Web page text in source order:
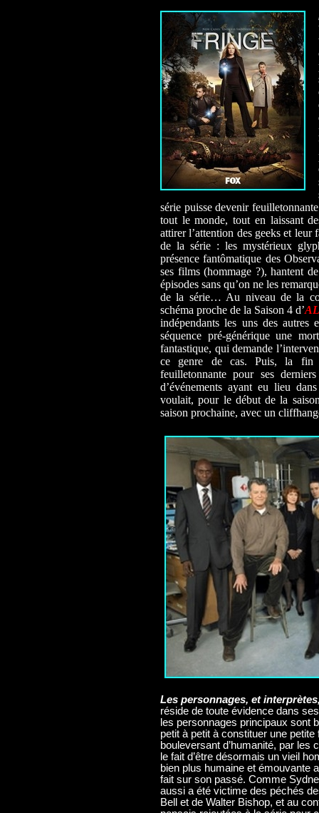
série puisse devenir
tout le monde, tout en laissant
attirer l’attention des geeks et leur
de la série : les mystérieux
présence fantômatique des
ses films (hommage ?), hantent
épisodes sans qu’on ne les
de la série… Au niveau de la
schéma proche de la Saison 4 d’
indépendants les uns des autres
séquence pré-générique une
fantastique, qui demande
ce genre de cas. Puis, la fin
feuilletonnante pour ses
d’événements ayant eu lieu
voulait, pour le début de la
saison prochaine, avec un
Les personnages, et
réside de toute évidence dans
les personnages principaux sont
petit à petit à constituer une
bouleversant d’humanité, par les
le fait d’être désormais un vieil
bien plus humaine et émouvante
fait sur son passé. Comme
aussi a été victime des péchés
Bell et de Walter Bishop, et au